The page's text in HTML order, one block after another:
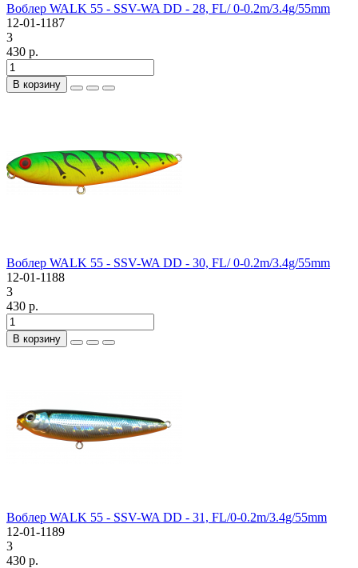
Воблер WALK 55 - SSV-WA DD - 28, FL/ 0-0.2m/3.4g/55mm
12-01-1187
3
430 р.
В корзину
Воблер WALK 55 - SSV-WA DD - 30, FL/ 0-0.2m/3.4g/55mm
12-01-1188
3
430 р.
В корзину
Воблер WALK 55 - SSV-WA DD - 31, FL/0-0.2m/3.4g/55mm
12-01-1189
3
430 р.